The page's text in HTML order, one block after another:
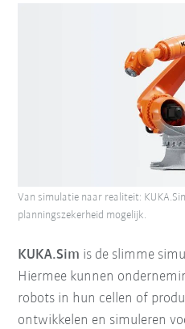
KUKA.Sim is de slimme
Hiermee kunnen
robots in hun cellen of
ontwikkelen en simuleren
Van simulatie naar realiteit:
planningszekerheid mogelijk.